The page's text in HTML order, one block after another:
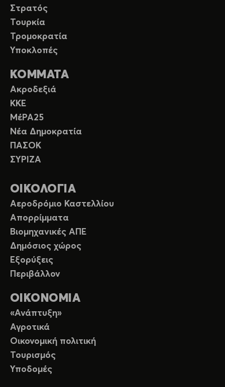
Στρατός
Τουρκία
Τρομοκρατία
Υποκλοπές
ΚΟΜΜΑΤΑ
Ακροδεξιά
ΚΚΕ
ΜέΡΑ25
Νέα Δημοκρατία
ΠΑΣΟΚ
ΣΥΡΙΖΑ
ΟΙΚΟΛΟΓΙΑ
Αεροδρόμιο Καστελλίου
Απορρίμματα
Βιομηχανικές ΑΠΕ
Δημόσιος χώρος
Εξορύξεις
Περιβάλλον
ΟΙΚΟΝΟΜΙΑ
«Ανάπτυξη»
Αγροτικά
Οικονομική πολιτική
Τουρισμός
Υποδομές